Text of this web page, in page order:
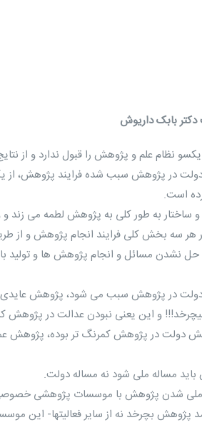
دکتر بابک داریوش
در پژوهش سبب شده فرایند پژوهش، از
است.
نشدن مسائل و انجام پژوهش ها و تولید
در پژوهش سبب می شود، پژوهش عایدی
و این یعنی نبودن عدالت در پژوهش
دولت در پژوهش کمرنگ تر بوده، پژوهش
ملی شدن پژوهش با موسسات پژوهشی
پژوهش بچرخد نه از سایر فعالیتها- این